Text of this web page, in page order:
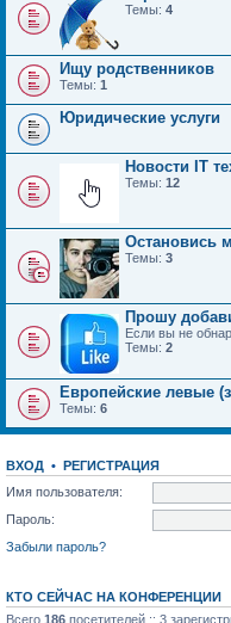
Темы: 4
Ищу родственников
Темы: 1
Юридические услуги
Новости IT
Темы: 12
Остановись
Темы: 3
Прошу
Если вы не
Темы: 2
Европейские левые
Темы: 6
ВХОД • РЕГИСТРАЦИЯ
Имя пользователя:
Пароль:
Забыли пароль?
КТО СЕЙЧАС НА КОНФЕРЕНЦИИ
Всего 186 посетителей :: 3